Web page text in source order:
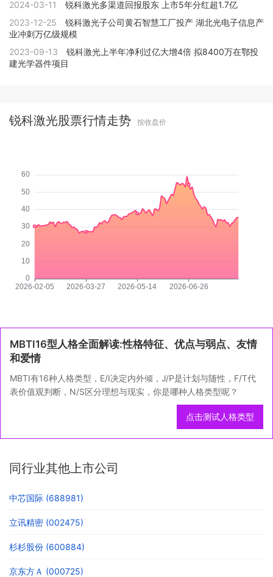
2024-03-11
锐科激光多渠道回报股东 上市5年分红超1.7亿
2023-12-25
锐科激光子公司黄石智慧工厂投产 湖北光电子信息产
业冲刺万亿级规模
2023-09-13
锐科激光上半年净利过亿大增4倍 拟8400万在鄂投
建光学器件项目
锐科激光股票行情走势 按收盘价
MBTI16型人格全面解读:性格特征、优点与弱点、友情
和爱情
MBTI有16种人格类型，E/I决定内外倾，J/P是计划与随性，F/T代
表价值观判断，N/S区分理想与现实，你是哪种人格类型呢？
点击测试人格类型
同行业其他上市公司
中芯国际 (688981)
立讯精密 (002475)
杉杉股份 (600884)
京东方Ａ (000725)